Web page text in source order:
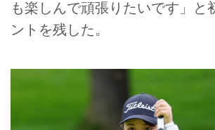
も楽しんで頑張りたいです」と
ントを残した。